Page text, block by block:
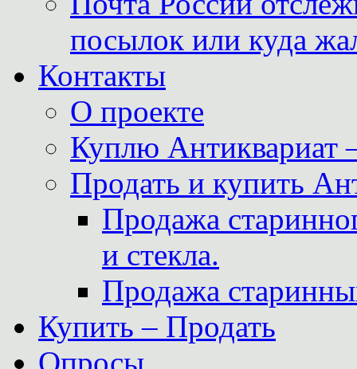
посылок или куда
Контакты
О проекте
Куплю Антиквариат
Продать и купить
Продажа
и стекла.
Продажа
Купить – Продать